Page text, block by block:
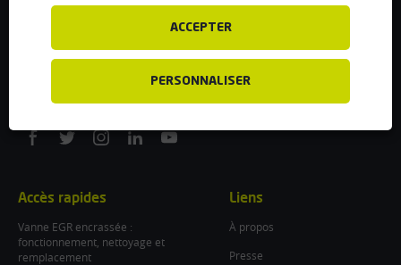
5 avenue des Renardières
On
On
On
On
On
Accès rapides
Vanne EGR encrassée :
fonctionnement, nettoyage et
remplacement
Liens
À propos
Presse
ACCEPTER
PERSONNALISER